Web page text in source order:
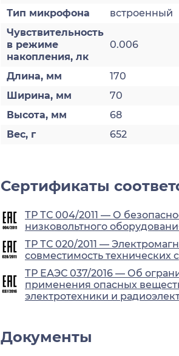
Тип микрофона
встроенный
Чувствительность
в режиме
накопления, лк
0.006
Длина, мм
170
Ширина, мм
70
Высота, мм
68
Вес, г
652
Сертификаты
ТР ТС 004/2011 — О
низковольтного
ТР ТС 020/2011 —
совместимость технических
ТР ЕАЭС 037/2016 — Об
применения опасных
электротехники и
Документы